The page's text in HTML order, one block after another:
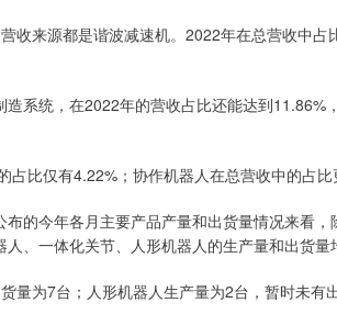
收来源都是谐波减速机。2022年在总营收中占
系统，在2022年的营收占比还能达到11.86%
比仅有4.22%；协作机器人在总营收中的占比
的今年各月主要产品产量和出货量情况来看
、一体化关节、人形机器人的生产量和出货量
量为7台；人形机器人生产量为2台，暂时未有出